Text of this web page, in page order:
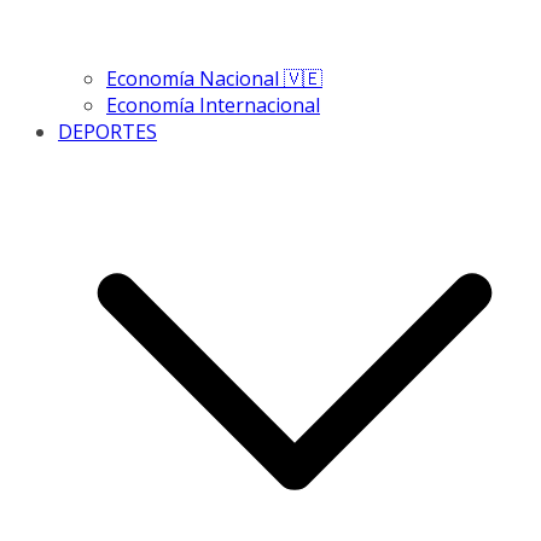
Economía Nacional 🇻🇪
Economía Internacional
DEPORTES